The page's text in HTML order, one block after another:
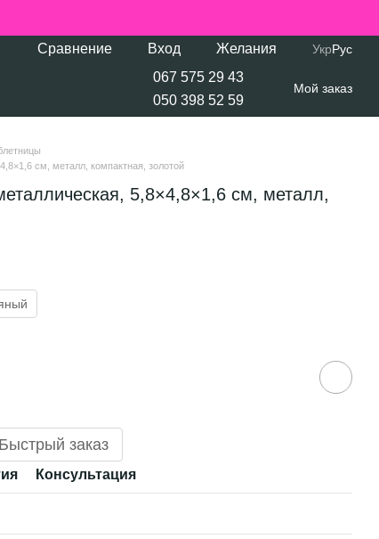
Сравнение Вход Желания УкрРус
067 575 29 43
050 398 52 59
Мой заказ
см, металл, компактная, золотой
5,8×4,8×1,6 см, металл,
Быстрый заказ
Консультация